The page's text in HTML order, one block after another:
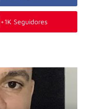
+1K Seguidores